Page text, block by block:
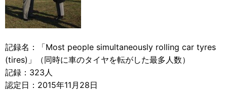
記録名：「Most people simultaneously rolling car tyres
(tires)」（同時に車のタイヤを転がした最多人数）
記録：323人
認定日：2015年11月28日